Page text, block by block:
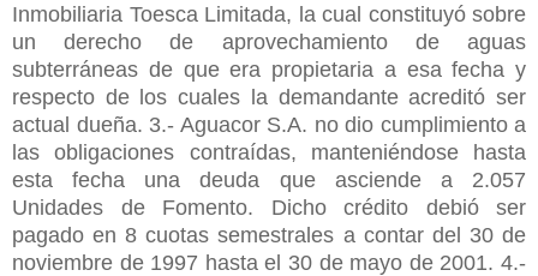
Inmobiliaria Toesca Limitada, la cual constituyó sobre
un derecho de aprovechamiento de aguas
subterráneas de que era propietaria a esa fecha y
respecto de los cuales la demandante acreditó ser
actual dueña. 3.- Aguacor S.A. no dio cumplimiento a
las obligaciones contraídas, manteniéndose hasta
esta fecha una deuda que asciende a 2.057
Unidades de Fomento. Dicho crédito debió ser
pagado en 8 cuotas semestrales a contar del 30 de
noviembre de 1997 hasta el 30 de mayo de 2001. 4.-